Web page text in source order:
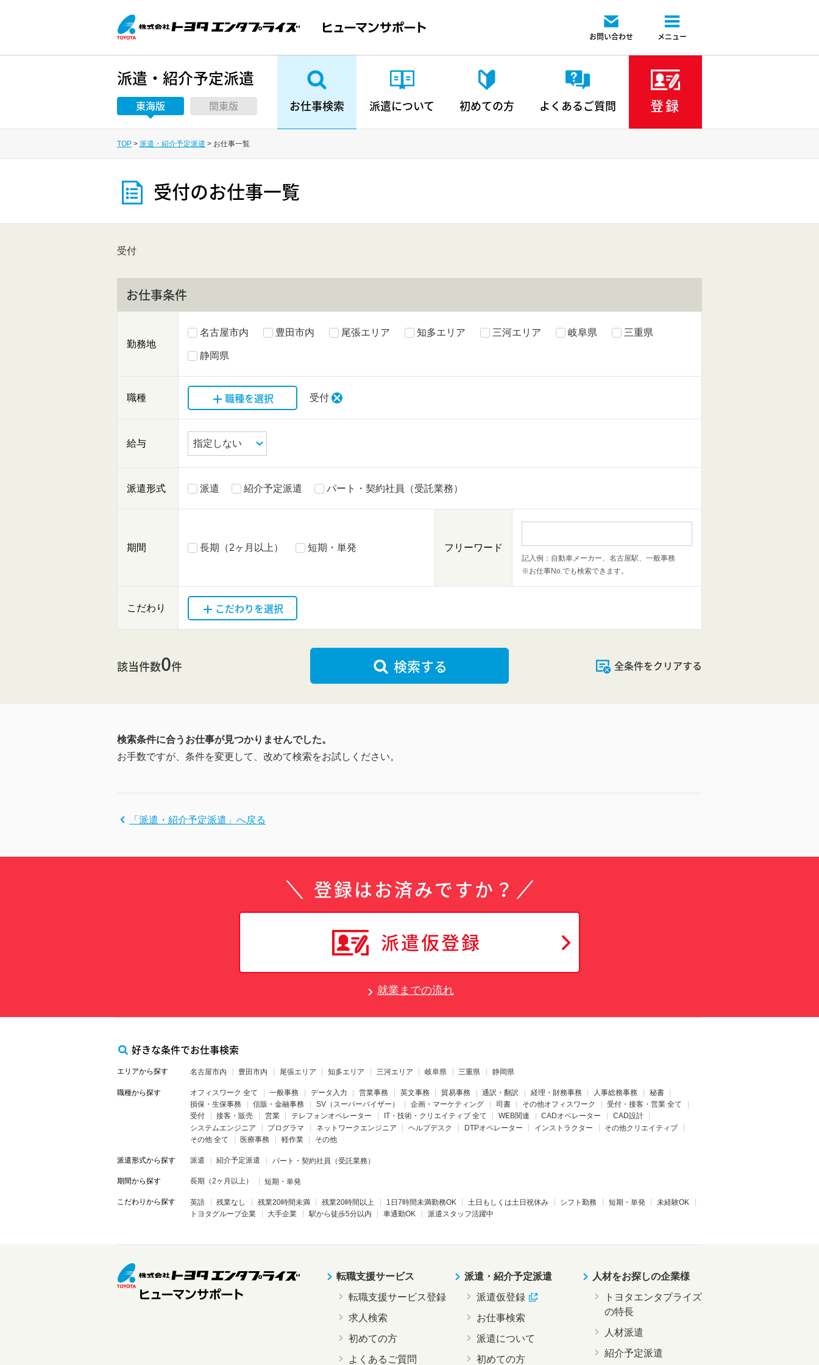
お問い合わせ メニュー
派遣・紹介予定派遣
東海版 関東版 お仕事検索 派遣について 初めての方 よくあるご質問 登録
TOP 派遣・紹介予定派遣 お仕事一覧
受付のお仕事一覧
受付
お仕事条件
勤務地
名古屋市内 豊田市内 尾張エリア 知多エリア 三河エリア 岐阜県 三重県
静岡県
職種 職種を選択 受付
給与
派遣形式 派遣 紹介予定派遣 パート・契約社員（受託業務）
期間 長期（2ヶ月以上） 短期・単発 フリーワード
記入例：自動車メーカー、 名古屋駅、 一般事務
※お仕事No.でも検索できます。
こだわり こだわりを選択
該当件数0件 検索する 全条件をクリアする
検索条件に合うお仕事が見つかりませんでした。
お手数ですが、条件を変更して、改めて検索をお試しください。
「派遣・紹介予定派遣」へ戻る
登録はお済みですか？
派遣仮登録
就業までの流れ
好きな条件でお仕事検索
エリアから探す 名古屋市内 豊田市内 尾張エリア 知多エリア 三河エリア 岐阜県 三重県 静岡県
職種から探す オフィスワーク 全て 一般事務 データ入力 営業事務 英文事務 貿易事務 通訳・翻訳 経理・財務事務 人事総務事務
秘書
損保・生保事務
信販・金融事務 SV（スーパーバイザー） 企画・マーケティング 司書 その他オフィスワーク
受付・接客・営業 全て
受付
接客・販売 営業 テレフォンオペレーター IT・技術・クリエイティブ 全て WEB関連 CADオペレーター
CAD設計
システムエンジニア
プログラマ ネットワークエンジニア ヘルプデスク DTPオペレーター インストラクター
その他クリエイティブ
その他 全て
医療事務 軽作業 その他
派遣形式から探す 派遣 紹介予定派遣 パート・契約社員（受託業務）
期間から探す 長期（2ヶ月以上） 短期・単発
こだわりから探す 英語 残業なし 残業20時間未満 残業20時間以上 1日7時間未満勤務OK 土日もしくは土日祝休み シフト勤務 短期・単発
未経験OK
トヨタグループ企業
大手企業 駅から徒歩5分以内 車通勤OK 派遣スタッフ活躍中
転職支援サービス
転職支援サービス登録
求人検索
初めての方
よくあるご質問
派遣・紹介予定派遣
派遣仮登録
お仕事検索
派遣について
初めての方
人材をお探しの企業様
トヨタエンタプライズ
の特長
人材派遣
紹介予定派遣